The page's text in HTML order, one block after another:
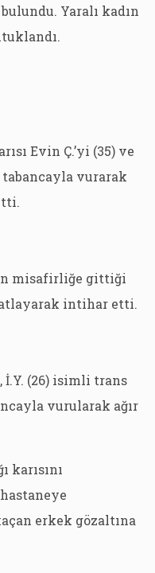
Yaralı kadın
Evin Ç.’yi (35) ve
tabancayla vurarak
misafirliğe gittiği
intihar etti.
İ.Y. (26) isimli trans
vurularak ağır
karısını
erkek gözaltına